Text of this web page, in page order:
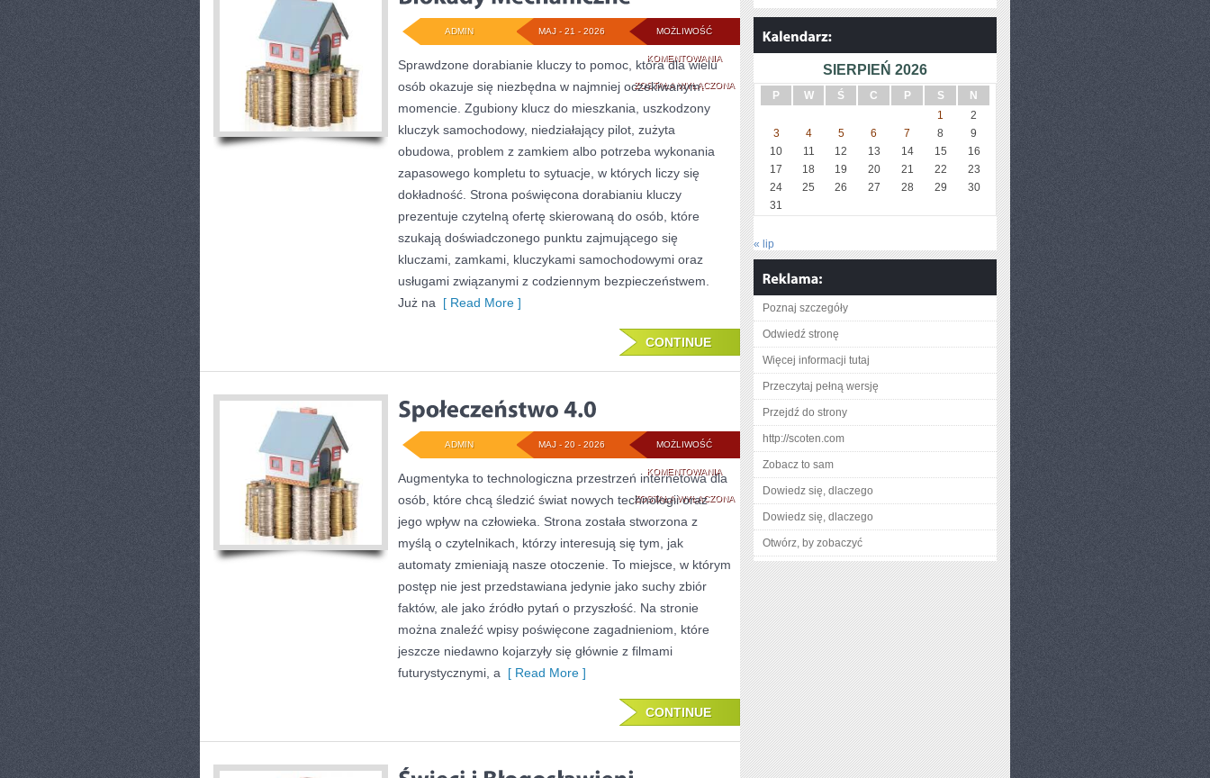
MOŻLIWOŚĆ
KOMENTOWANIABLOKADY
MECHANICZNE
ZOSTAŁA WYŁĄCZONA
MAJ - 21 - 2026
ADMIN
Sprawdzone dorabianie kluczy to pomoc, która dla wielu
osób okazuje się niezbędna w najmniej oczekiwanym
momencie. Zgubiony klucz do mieszkania, uszkodzony
kluczyk samochodowy, niedziałający pilot, zużyta
obudowa, problem z zamkiem albo potrzeba wykonania
zapasowego kompletu to sytuacje, w których liczy się
dokładność. Strona poświęcona dorabianiu kluczy
prezentuje czytelną ofertę skierowaną do osób, które
szukają doświadczonego punktu zajmującego się
kluczami, zamkami, kluczykami samochodowymi oraz
usługami związanymi z codziennym bezpieczeństwem.
Już na [ Read More ]
CONTINUE
MOŻLIWOŚĆ
KOMENTOWANIASPOŁECZEŃSTWO
4.0
ZOSTAŁA WYŁĄCZONA
MAJ - 20 - 2026
ADMIN
Augmentyka to technologiczna przestrzeń internetowa dla
osób, które chcą śledzić świat nowych technologii oraz
jego wpływ na człowieka. Strona została stworzona z
myślą o czytelnikach, którzy interesują się tym, jak
automaty zmieniają nasze otoczenie. To miejsce, w którym
postęp nie jest przedstawiana jedynie jako suchy zbiór
faktów, ale jako źródło pytań o przyszłość. Na stronie
można znaleźć wpisy poświęcone zagadnieniom, które
jeszcze niedawno kojarzyły się głównie z filmami
futurystycznymi, a [ Read More ]
CONTINUE
SIERPIEŃ 2026
P W Ś C P S
N
1
2
3
4 5 6 7 8
9
10
11 12 13 14 15
16
17
18 19 20 21 22
23
24
25 26 27 28 29
30
31
« lip
Poznaj szczegóły
Odwiedź stronę
Więcej informacji tutaj
Przeczytaj pełną wersję
Przejdź do strony
http://scoten.com
Zobacz to sam
Dowiedz się, dlaczego
Dowiedz się, dlaczego
Otwórz, by zobaczyć